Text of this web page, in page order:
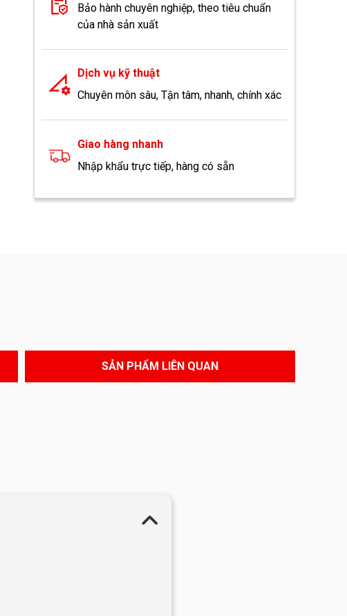
Bảo hành chuyên nghiệp, theo tiêu chuẩn
của nhà sản xuất
Dịch vụ kỹ thuật
Chuyên môn sâu, Tận tâm, nhanh, chính xác
Giao hàng nhanh
Nhập khẩu trực tiếp, hàng có sẵn
SẢN PHẨM LIÊN QUAN